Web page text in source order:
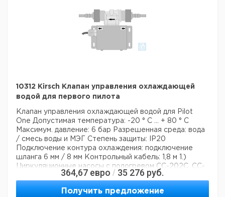
10312 Kirsch Клапан управления охлаждающей
водой для первого пилота
Клапан управления охлаждающей водой для Pilot
One Допустимая температура: -20 ° С ... + 80 ° С
Максимум. давление: 6 бар
Разрешенная среда: вода
/ смесь воды и МЭГ Степень защиты: IP20
Подключение контура охлаждения: подключение
шланга 6 мм / 8 мм
Контрольный кабель: 1,8 м
1.)
Циркуляционные насосы с подогревом CC-202C, CC-
205B, CC-304B, CC-308B и CC315B (в стандартной
комплектации установлен охлаждающий змеевик)2.)
Циркуляционные ванны с подогревом от CC-104A до
364,67 евро / 35 276 руб.
Получить предложение